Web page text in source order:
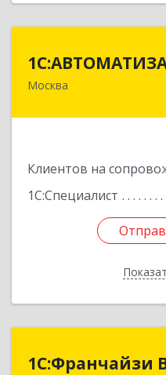
Москва
Клиентов на
1С:Специалист
111024, Москва г,
1С:Франчайзи